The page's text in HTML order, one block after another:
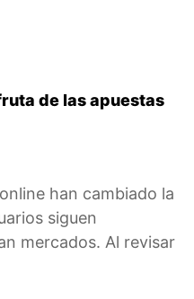
de las apuestas
han cambiado la
siguen
mercados. Al revisar